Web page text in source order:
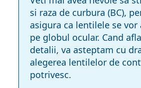
si raza de curbura (BC),
asigura ca lentilele se vor
pe globul ocular. Cand
detalii, va asteptam cu
alegerea lentilelor de
potrivesc.